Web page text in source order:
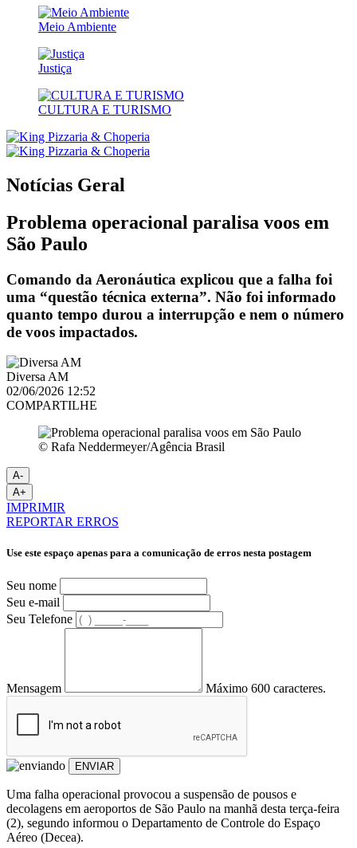
Meio Ambiente
Justiça
CULTURA E TURISMO
Notícias Geral
Problema operacional paralisa voos em
São Paulo
Comando da Aeronáutica explicou que a falha foi
uma “questão técnica externa”. Não foi informado
quanto tempo durou a interrupção e nem o número
de voos impactados.
Diversa AM
02/06/2026 12:52
COMPARTILHE
© Rafa Neddermeyer/Agência Brasil
A-
A+
IMPRIMIR
REPORTAR ERROS
Use este espaço apenas para a comunicação de erros nesta postagem
Seu nome
Seu e-mail
Seu Telefone
Mensagem Máximo 600 caracteres.
ENVIAR
Uma falha operacional provocou a suspensão de pousos e
decolagens em aeroportos de São Paulo na manhã desta terça-feira
(2), segundo informou o Departamento de Controle do Espaço
Aéreo (Decea).